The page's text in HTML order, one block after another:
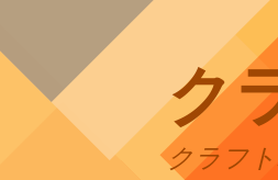
テ
ク
クラフ